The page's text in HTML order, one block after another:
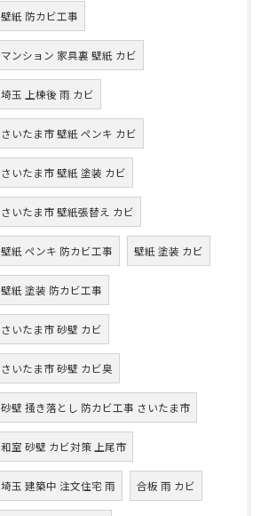
壁紙 防カビ工事
マンション 家具裏 壁紙 カビ
埼玉 上棟後 雨 カビ
さいたま市 壁紙 ペンキ カビ
さいたま市 壁紙 塗装 カビ
さいたま市 壁紙張替え カビ
壁紙 ペンキ 防カビ工事 壁紙 塗装 カビ
壁紙 塗装 防カビ工事
さいたま市 砂壁 カビ
さいたま市 砂壁 カビ臭
砂壁 掻き落とし 防カビ工事 さいたま市
和室 砂壁 カビ対策 上尾市
埼玉 建築中 注文住宅 雨 合板 雨 カビ